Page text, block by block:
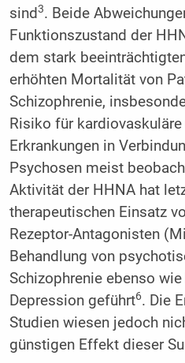
sind3. Beide
Funktionszustand der
dem stark
erhöhten Mortalität von
Schizophrenie,
Risiko für
Erkrankungen in
Psychosen meist
Aktivität der HHNA hat
therapeutischen Einsatz
Rezeptor-Antagonisten
Behandlung von
Schizophrenie ebenso
Depression geführt6. Die
Studien wiesen jedoch
günstigen Effekt dieser